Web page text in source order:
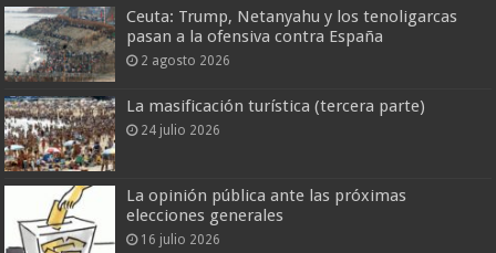
Ceuta: Trump, Netanyahu y los tenoligarcas
pasan a la ofensiva contra España
2 agosto 2026
La masificación turística (tercera parte)
24 julio 2026
La opinión pública ante las próximas
elecciones generales
16 julio 2026